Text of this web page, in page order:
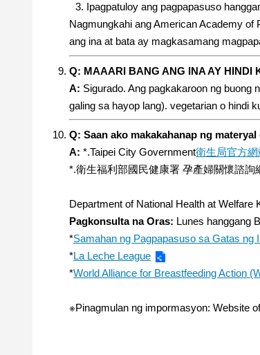
Ipagpatuloy ang pagpapasuso
Nagmungkahi ang American Academy of
ang ina at bata ay magkasamang
Q: MAAARI BANG ANG INA AY HINDI
A: Sigurado. Ang pagkakaroon ng buong
galing sa hayop lang). vegetarian o hindi
Q: Saan ako makakahanap ng
A: *.Taipei City Government衛生局官方網
*.衛生福利部國民健康署 孕產婦關懷諮詢
Department of National Health at Welfare
Pagkonsulta na Oras: Lunes hanggang
*Samahan ng Pagpapasuso sa Gatas ng
*La Leche League
*World Alliance for Breastfeeding Action
※Pinagmulan ng impormasyon: Website of